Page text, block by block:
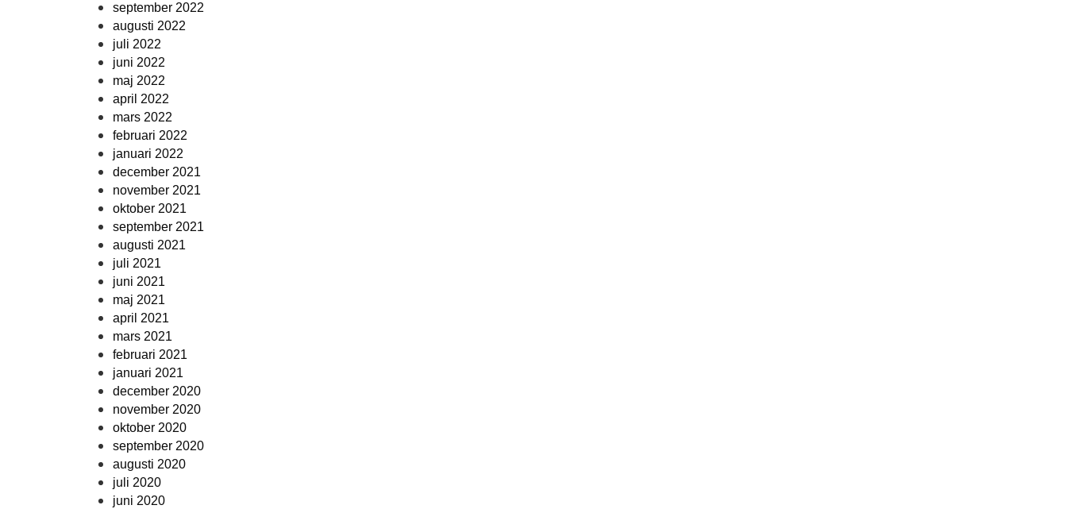
september 2022
augusti 2022
juli 2022
juni 2022
maj 2022
april 2022
mars 2022
februari 2022
januari 2022
december 2021
november 2021
oktober 2021
september 2021
augusti 2021
juli 2021
juni 2021
maj 2021
april 2021
mars 2021
februari 2021
januari 2021
december 2020
november 2020
oktober 2020
september 2020
augusti 2020
juli 2020
juni 2020